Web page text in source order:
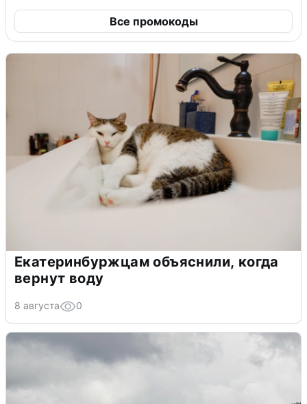
Все промокоды
Екатеринбуржцам объяснили, когда
вернут воду
8 августа 0